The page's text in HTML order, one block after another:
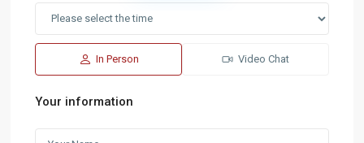
In Person Video Chat
Your information